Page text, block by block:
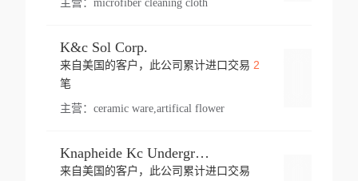
主营： microfiber cleaning cloth
K&c Sol Corp.
来自美国的客户，此公司累计进口交易 2
笔
主营： ceramic ware,artifical flower
Knapheide Kc Underground
来自美国的客户，此公司累计进口交易